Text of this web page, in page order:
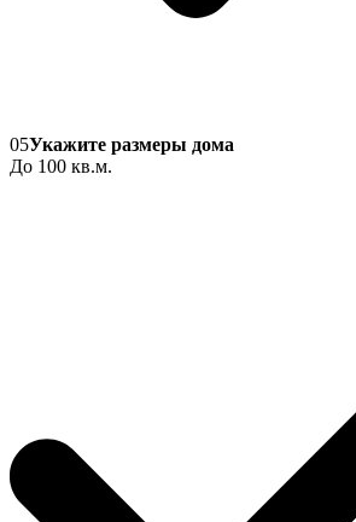
05Укажите размеры дома
До 100 кв.м.